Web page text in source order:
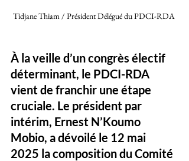
Tidjane Thiam / Président Délégué du PDCI-RDA
À la veille d’un congrès électif
déterminant, le PDCI-RDA
vient de franchir une étape
cruciale. Le président par
intérim, Ernest N’Koumo
Mobio, a dévoilé le 12 mai
2025 la composition du Comité